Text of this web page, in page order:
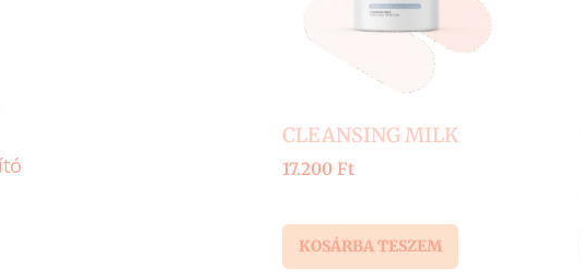
CLEANSING MILK
17.200 Ft
KOSÁRBA TESZEM